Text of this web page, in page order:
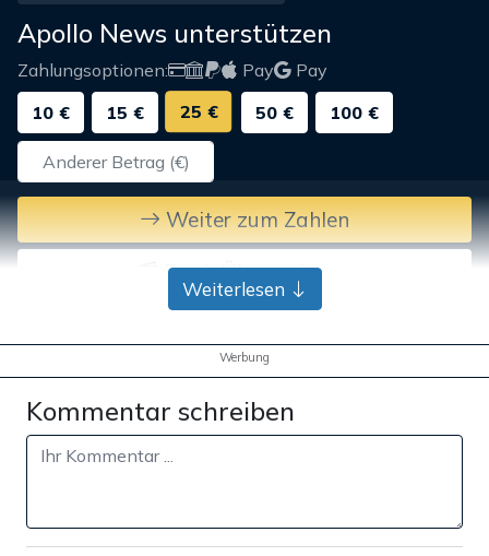
Apollo News unterstützen
Zahlungsoptionen: Pay
Pay
10 €
15 € 25 € 50 € 100 €
Weiter zum Zahlen
Bank-Überweisung
Weiterlesen
Werbung
Kommentar schreiben